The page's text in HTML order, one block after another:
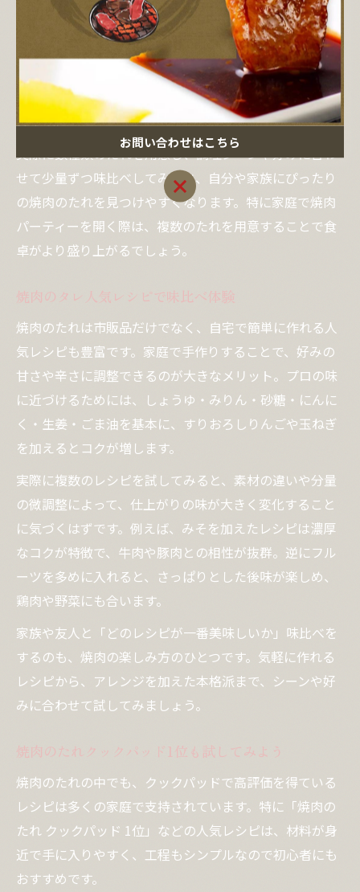
す。また、焼肉のたれは「つけだれ」として使う場合
と、「漬け込みダレ」として使う場合で適した濃度や味
わいが異なります。例えば、漬け込み用にはやや濃いめ
のもの、つけだれには素材の味を活かすタイプがおすす
めです。
実際に数種類のたれを用意し、調理シーンや好みに合わ
せて少量ずつ味比べしてみると、自分や家族にぴったり
の焼肉のたれを見つけやすくなります。特に家庭で焼肉
パーティーを開く際は、複数のたれを用意することで食
卓がより盛り上がるでしょう。
焼肉のタレ人気レシピで味比べ体験
焼肉のたれは市販品だけでなく、自宅で簡単に作れる人
気レシピも豊富です。家庭で手作りすることで、好みの
甘さや辛さに調整できるのが大きなメリット。プロの味
に近づけるためには、しょうゆ・みりん・砂糖・にんに
く・生姜・ごま油を基本に、すりおろしりんごや玉ねぎ
を加えるとコクが増します。
実際に複数のレシピを試してみると、素材の違いや分量
の微調整によって、仕上がりの味が大きく変化すること
に気づくはずです。例えば、みそを加えたレシピは濃厚
なコクが特徴で、牛肉や豚肉との相性が抜群。逆にフル
ーツを多めに入れると、さっぱりとした後味が楽しめ、
鶏肉や野菜にも合います。
家族や友人と「どのレシピが一番美味しいか」味比べを
するのも、焼肉の楽しみ方のひとつです。気軽に作れる
レシピから、アレンジを加えた本格派まで、シーンや好
みに合わせて試してみましょう。
焼肉のたれクックパッド1位も試してみよう
焼肉のたれの中でも、クックパッドで高評価を得ている
レシピは多くの家庭で支持されています。特に「焼肉の
たれ クックパッド 1位」などの人気レシピは、材料が身
近で手に入りやすく、工程もシンプルなので初心者にも
おすすめです。
お問い合わせはこちら
お問い合わせはこちら